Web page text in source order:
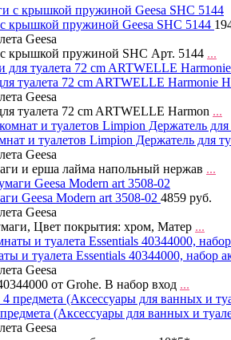
крышкой пружиной Geesa SHC 5144
Geesa
с крышкой пружиной SHC Арт. 5144 ...
туалета 72 cm ARTWELLE Harmonie
Geesa
туалета 72 cm ARTWELLE Harmon ...
и туалетов Limpion Держатель для
Geesa
и ерша лайма напольный нержав ...
Geesa Modern art 3508-02 4859 руб.
Geesa
Цвет покрытия: хром, Матер ...
и туалета Essentials 40344000, набор
Geesa
от Grohe. В набор вход ...
(Аксессуары для ванных и
Geesa